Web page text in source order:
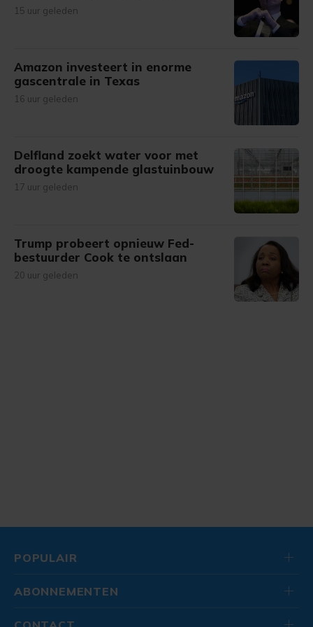
15 uur geleden
Amazon investeert in enorme
gascentrale in Texas
16 uur geleden
Delfland zoekt water voor met
droogte kampende glastuinbouw
17 uur geleden
Trump probeert opnieuw Fed-
bestuurder Cook te ontslaan
20 uur geleden
POPULAIR
ABONNEMENTEN